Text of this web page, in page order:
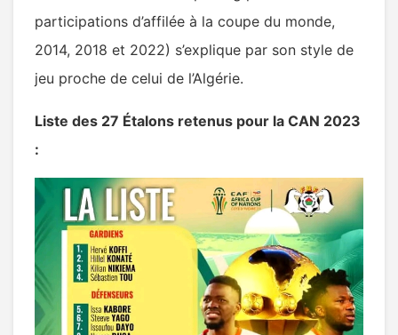
participations d’affilée à la coupe du monde,
2014, 2018 et 2022) s’explique par son style de
jeu proche de celui de l’Algérie.
Liste des 27 Étalons retenus pour la CAN 2023
: